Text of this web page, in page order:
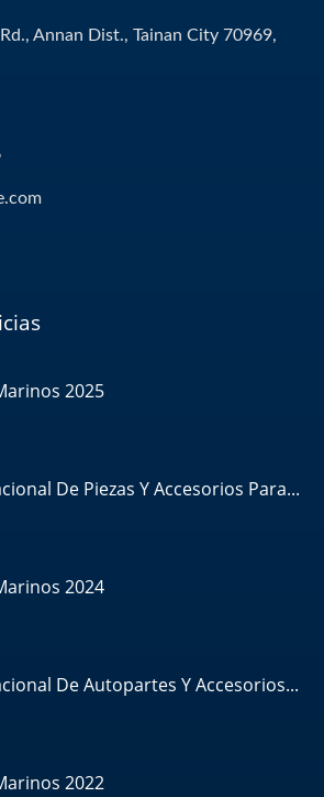
Rd., Annan Dist., Tainan City 70969,
2025
De Piezas Y Accesorios Para...
2024
De Autopartes Y Accesorios...
2022